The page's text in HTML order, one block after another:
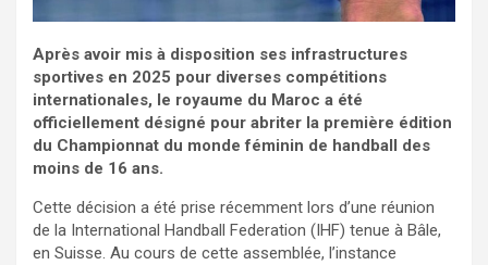
Après avoir mis à disposition ses infrastructures
sportives en 2025 pour diverses compétitions
internationales, le royaume du Maroc a été
officiellement désigné pour abriter la première édition
du Championnat du monde féminin de handball des
moins de 16 ans.
Cette décision a été prise récemment lors d’une réunion
de la International Handball Federation (IHF) tenue à Bâle,
en Suisse. Au cours de cette assemblée, l’instance